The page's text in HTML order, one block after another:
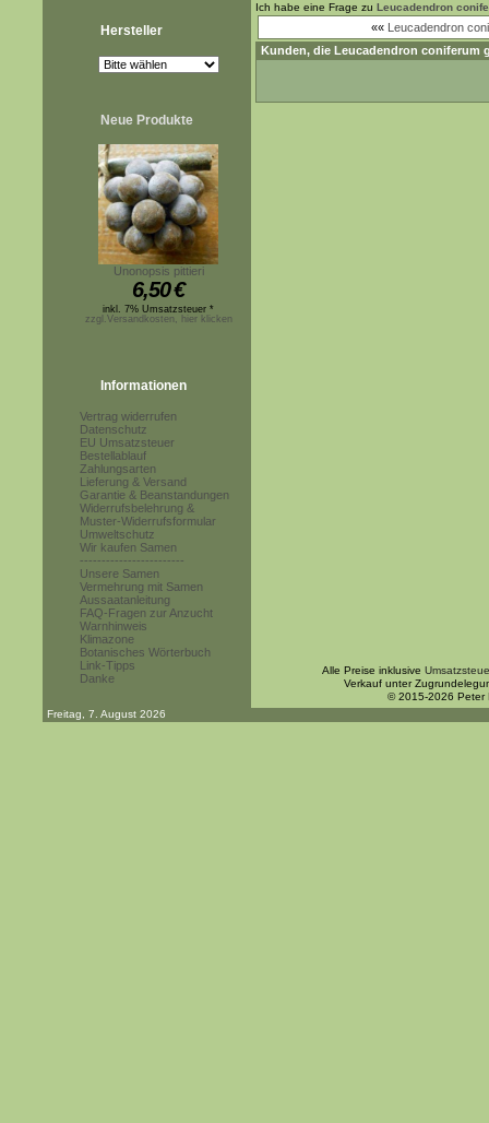
Hersteller
Neue Produkte
Unonopsis pittieri
6,50€
inkl. 7% Umsatzsteuer *
zzgl.Versandkosten, hier klicken
Informationen
Vertrag widerrufen
Datenschutz
EU Umsatzsteuer
Bestellablauf
Zahlungsarten
Lieferung & Versand
Garantie & Beanstandungen
Widerrufsbelehrung &
Muster-Widerrufsformular
Umweltschutz
Wir kaufen Samen
------------------------
Unsere Samen
Vermehrung mit Samen
Aussaatanleitung
FAQ-Fragen zur Anzucht
Warnhinweis
Klimazone
Botanisches Wörterbuch
Link-Tipps
Danke
Ich habe eine Frage zu Leucadendron
«« Leucadendron
Kunden, die Leucadendron coniferum
Alle Preise inklusive
Verkauf unter
© 2015-2026 Peter
Freitag, 7. August 2026